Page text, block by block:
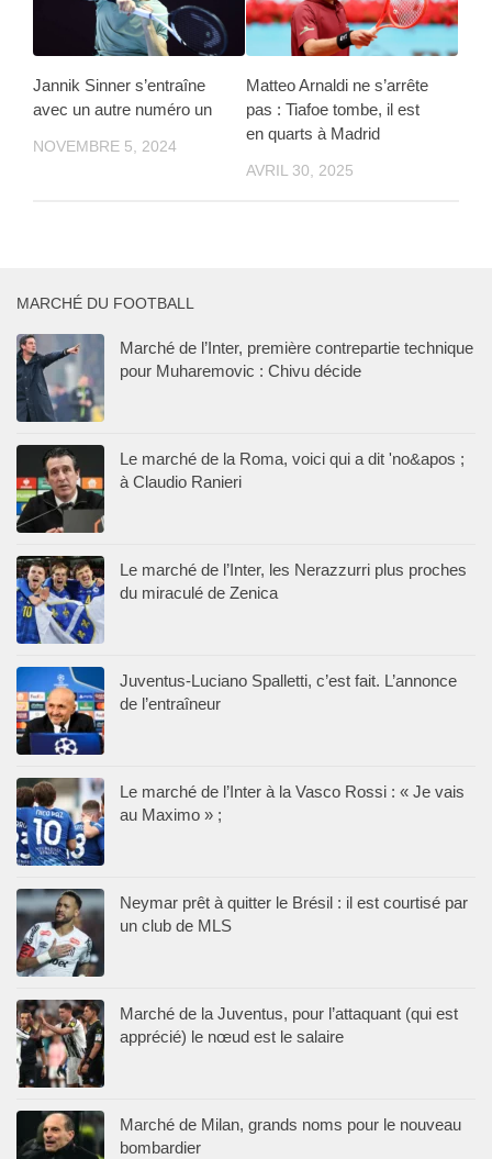
Jannik Sinner s’entraîne
avec un autre numéro un
NOVEMBRE 5, 2024
Matteo Arnaldi ne s’arrête
pas : Tiafoe tombe, il est
en quarts à Madrid
AVRIL 30, 2025
MARCHÉ DU FOOTBALL
Marché de l’Inter, première contrepartie technique
pour Muharemovic : Chivu décide
Le marché de la Roma, voici qui a dit 'no&apos ;
à Claudio Ranieri
Le marché de l’Inter, les Nerazzurri plus proches
du miraculé de Zenica
Juventus-Luciano Spalletti, c’est fait. L’annonce
de l’entraîneur
Le marché de l’Inter à la Vasco Rossi : « Je vais
au Maximo » ;
Neymar prêt à quitter le Brésil : il est courtisé par
un club de MLS
Marché de la Juventus, pour l’attaquant (qui est
apprécié) le nœud est le salaire
Marché de Milan, grands noms pour le nouveau
bombardier